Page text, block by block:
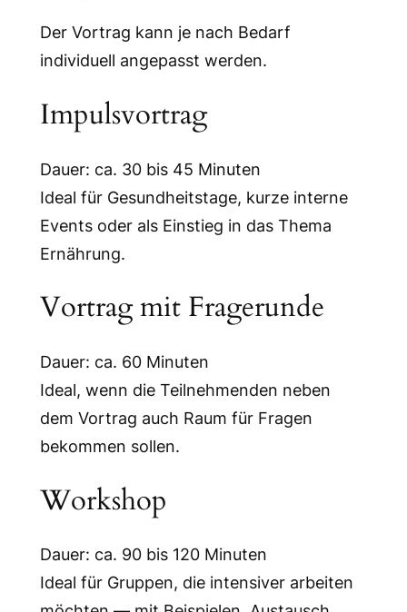
Der Vortrag kann je nach Bedarf
individuell angepasst werden.
Impulsvortrag
Dauer: ca. 30 bis 45 Minuten
Ideal für Gesundheitstage, kurze interne
Events oder als Einstieg in das Thema
Ernährung.
Vortrag mit Fragerunde
Dauer: ca. 60 Minuten
Ideal, wenn die Teilnehmenden neben
dem Vortrag auch Raum für Fragen
bekommen sollen.
Workshop
Dauer: ca. 90 bis 120 Minuten
Ideal für Gruppen, die intensiver arbeiten